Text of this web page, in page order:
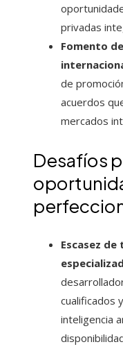
privadas
Fomento
de
acuerdos
mercados
Desafíos
Escasez
cualificados
inteligencia